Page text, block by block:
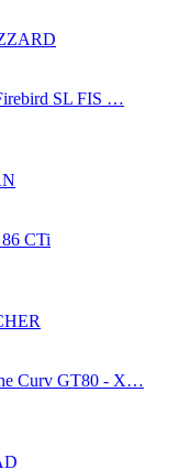
SL FIS …
CTi
Curv GT80 - X…